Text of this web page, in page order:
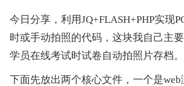
今日分享，利用JQ+FLASH+PHP实现
时或手动拍照的代码，这块我自己主
学员在线考试时试卷自动拍照片存档。
下面先放出两个核心文件，一个是